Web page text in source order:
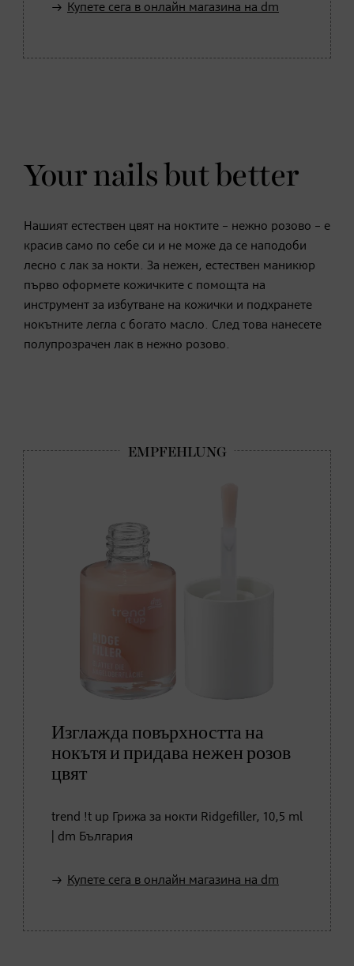
Купете сега в онлайн магазина на dm
Your nails but better
Нашият естествен цвят на ноктите – нежно розово – е
красив само по себе си и не може да се наподоби
лесно с лак за нокти. За нежен, естествен маникюр
първо оформете кожичките с помощта на
инструмент за избутване на кожички и подхранете
нокътните легла с богато масло. След това нанесете
полупрозрачен лак в нежно розово.
Изглажда повърхността на
нокътя и придава нежен розов
цвят
trend !t up Грижа за нокти Ridgefiller, 10,5 ml
| dm България
Купете сега в онлайн магазина на dm